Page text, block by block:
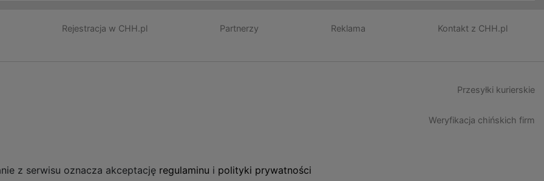
Rejestracja w CHH.pl Partnerzy Reklama Kontakt z CHH.pl
Przesyłki kurierskie
Weryfikacja chińskich firm
z serwisu oznacza akceptację regulaminu i polityki prywatności